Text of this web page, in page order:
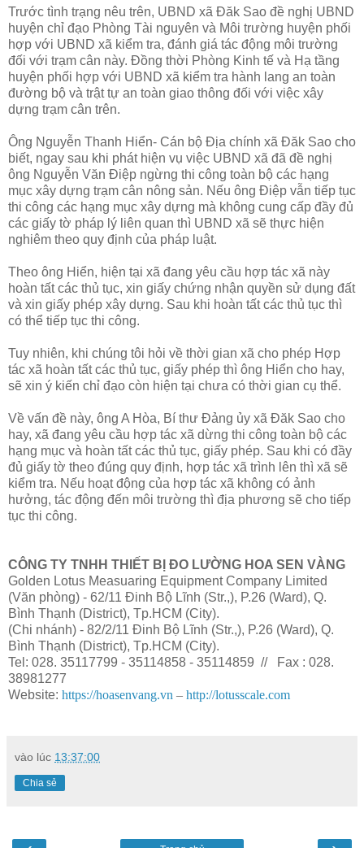
Trước tình trạng nêu trên, UBND xã Đăk Sao đề nghị UBND
huyện chỉ đạo Phòng Tài nguyên và Môi trường huyện phối
hợp với UBND xã kiểm tra, đánh giá tác động môi trường
đối với trạm cân này. Đồng thời Phòng Kinh tế và Hạ tầng
huyện phối hợp với UBND xã kiểm tra hành lang an toàn
đường bộ và trật tự an toàn giao thông đối với việc xây
dựng trạm cân trên.
Ông Nguyễn Thanh Hiển- Cán bộ Địa chính xã Đăk Sao cho
biết, ngay sau khi phát hiện vụ việc UBND xã đã đề nghị
ông Nguyễn Văn Điệp ngừng thi công toàn bộ các hạng
mục xây dựng trạm cân nông sản. Nếu ông Điệp vẫn tiếp tục
thi công các hạng mục xây dựng mà không cung cấp đầy đủ
các giấy tờ pháp lý liên quan thì UBND xã sẽ thực hiện
nghiêm theo quy định của pháp luật.
Theo ông Hiển, hiện tại xã đang yêu cầu hợp tác xã này
hoàn tất các thủ tục, xin giấy chứng nhận quyền sử dụng đất
và xin giấy phép xây dựng. Sau khi hoàn tất các thủ tục thì
có thể tiếp tục thi công.
Tuy nhiên, khi chúng tôi hỏi về thời gian xã cho phép Hợp
tác xã hoàn tất các thủ tục, giấy phép thì ông Hiển cho hay,
sẽ xin ý kiến chỉ đạo còn hiện tại chưa có thời gian cụ thể.
Về vấn đề này, ông A Hòa, Bí thư Đảng ủy xã Đăk Sao cho
hay, xã đang yêu cầu hợp tác xã dừng thi công toàn bộ các
hạng mục và hoàn tất các thủ tục, giấy phép. Sau khi có đầy
đủ giấy tờ theo đúng quy định, hợp tác xã trình lên thì xã sẽ
kiểm tra. Nếu hoạt động của hợp tác xã không có ảnh
hưởng, tác động đến môi trường thì địa phương sẽ cho tiếp
tục thi công.
CÔNG TY TNHH THIẾT BỊ ĐO LƯỜNG HOA SEN VÀNG
Golden Lotus Measuaring Equipment Company Limited
(Văn phòng) - 62/11 Đinh Bộ Lĩnh (Str.,), P.26 (Ward), Q.
Bình Thạnh (District), Tp.HCM (City).
(Chi nhánh) - 82/2/11 Đinh Bộ Lĩnh (Str.,), P.26 (Ward), Q.
Bình Thạnh (District), Tp.HCM (City).
Tel: 028. 35117799 - 35114858 - 35114859 // Fax : 028.
38981277
Website: https://hoasenvang.vn – http://lotusscale.com
vào lúc 13:37:00
Chia sẻ